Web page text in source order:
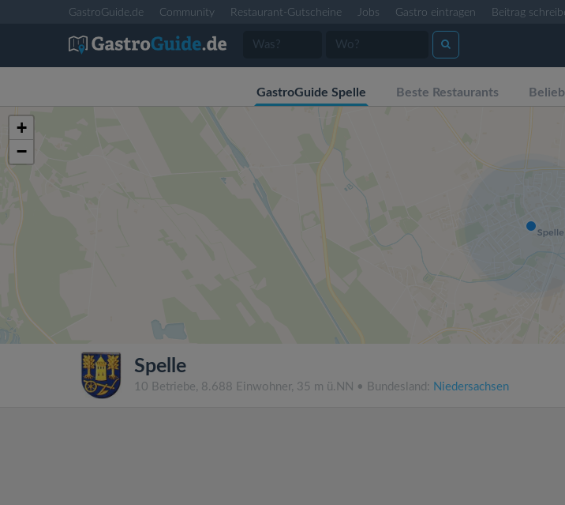
GastroGuide.de Community Restaurant-Gutscheine Jobs Gastro eintragen Beitrag
GastroGuide Spelle Beste Restaurants
+
−
Spelle
10 Betriebe, 8.688 Einwohner, 35 m ü.NN • Bundesland: Niedersachsen